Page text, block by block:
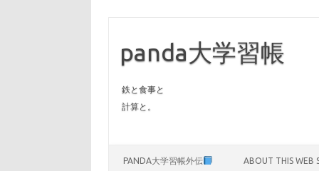
panda大学習帳
鉄と食事と
計算と。
PANDA大学習帳外伝 ABOUT THIS WEB